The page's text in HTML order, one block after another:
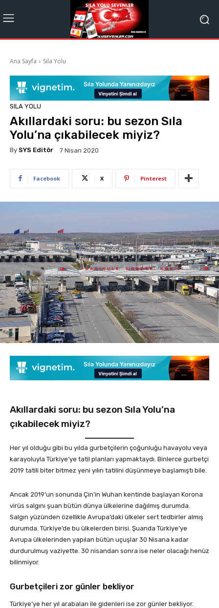
Ana Sayfa Sıla Yolu
SILA YOLU
Akıllardaki soru: bu sezon Sıla
Yolu’na çıkabilecek miyiz?
By SYS Editör 7 Nisan 2020
Facebook X Pinterest
Akıllardaki soru: bu sezon Sıla Yolu’na
çıkabilecek miyiz?
Her yıl olduğu gibi bu yılda gurbetçilerin çoğunluğu havayolu veya
karayoluyla Türkiye’ye tatil planları yapmaktaydı. Binlerce gurbetçi
2019 tatili biter bitmez yeni yılın tatilini düşünmeye başlamıştı bile.
Ancak 2019’un sonunda Çin’in Wuhan kentinde başlayan Korona
virüs salgını şuan bütün dünya ülkelerine dağılmış durumda.
Salgın yüzünden özellikle Avrupa’daki ülkeler sert tedbirler almış
durumda. Türkiye’de bu ülkelerden birisi. Şuanda Türkiye’ye
Avrupa ülkelerinden yapılan bütün uçuşlar 30 Nisana kadar
durdurulmuş vaziyette. 30 nisandan sonra ise neler olacağı henüz
bilinmiyor.
Gurbetçileri zor günler bekliyor
Türkiye’ye her yıl arabaları ile gidenleri ise zor günler bekliyor.